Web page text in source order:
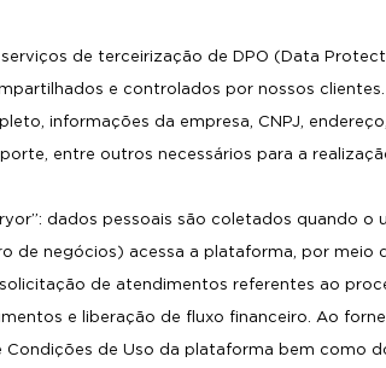
de terceirização de DPO (Data
e controlados por nossos clientes.
informações da empresa, CNPJ,
entre outros necessários para a
dados pessoais são coletados quando o
de negócios) acessa a plataforma, por meio
de atendimentos referentes ao
e liberação de fluxo financeiro. Ao
Condições de Uso da plataforma bem como